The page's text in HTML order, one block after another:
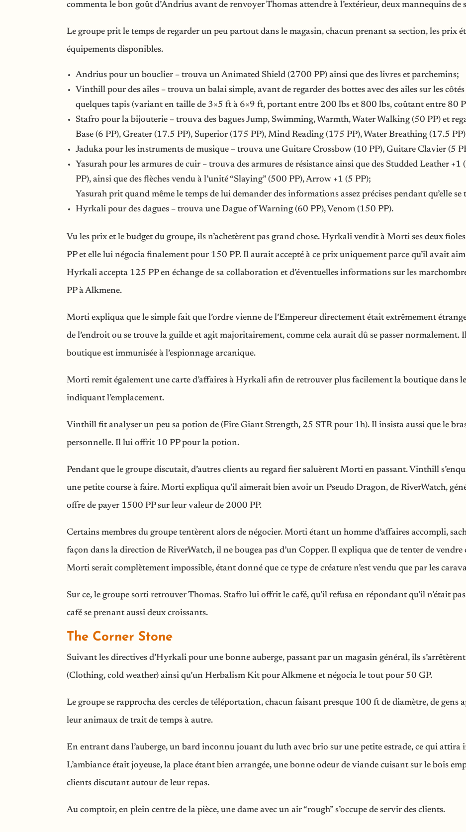
commenta le bon goût d’Andrius avant de renvoyer Thomas attendre à l’extérieur, deux mannequins de
Le groupe prit le temps de regarder un peu partout dans le magasin, chacun prenant sa section, les prix
équipements disponibles.
Andrius pour un bouclier – trouva un Animated Shield (2700 PP) ainsi que des livres et parchemins;
Vinthill pour des ailes – trouva un balai simple, avant de regarder des bottes avec des ailes sur les
quelques tapis (variant en taille de 3×5 ft à 6×9 ft, portant entre 200 lbs et 800 lbs, coûtant entre 80
Stafro pour la bijouterie – trouva des bagues Jump, Swimming, Warmth, Water Walking (50 PP) et
Base (6 PP), Greater (17.5 PP), Superior (175 PP), Mind Reading (175 PP), Water Breathing (17.5
Jaduka pour les instruments de musique – trouva une Guitare Crossbow (10 PP), Guitare Clavier (5
Yasurah pour les armures de cuir – trouva des armures de résistance ainsi que des Studded Leather
PP), ainsi que des flèches vendu à l’unité “Slaying” (500 PP), Arrow +1 (5 PP);
Yasurah prit quand même le temps de lui demander des informations assez précises pendant qu’elle
Hyrkali pour des dagues – trouva une Dague of Warning (60 PP), Venom (150 PP).
Vu les prix et le budget du groupe, ils n’achetèrent pas grand chose. Hyrkali vendit à Morti ses deux
PP et elle lui négocia finalement pour 150 PP. Il aurait accepté à ce prix uniquement parce qu’il avait
Hyrkali accepta 125 PP en échange de sa collaboration et d’éventuelles informations sur les
PP à Alkmene.
Morti expliqua que le simple fait que l’ordre vienne de l’Empereur directement était extrêmement
de l’endroit ou se trouve la guilde et agit majoritairement, comme cela aurait dû se passer
boutique est immunisée à l’espionnage arcanique.
Morti remit également une carte d’affaires à Hyrkali afin de retrouver plus facilement la boutique
indiquant l’emplacement.
Vinthill fit analyser un peu sa potion de (Fire Giant Strength, 25 STR pour 1h). Il insista aussi que le
personnelle. Il lui offrit 10 PP pour la potion.
Pendant que le groupe discutait, d’autres clients au regard fier saluèrent Morti en passant. Vinthill
une petite course à faire. Morti expliqua qu’il aimerait bien avoir un Pseudo Dragon, de RiverWatch,
offre de payer 1500 PP sur leur valeur de 2000 PP.
Certains membres du groupe tentèrent alors de négocier. Morti étant un homme d’affaires accompli,
façon dans la direction de RiverWatch, il ne bougea pas d’un Copper. Il expliqua que de tenter de
Morti serait complètement impossible, étant donné que ce type de créature n’est vendu que par les
Sur ce, le groupe sorti retrouver Thomas. Stafro lui offrit le café, qu’il refusa en répondant qu’il n’était
café se prenant aussi deux croissants.
The Corner Stone
Suivant les directives d’Hyrkali pour une bonne auberge, passant par un magasin général, ils
(Clothing, cold weather) ainsi qu’un Herbalism Kit pour Alkmene et négocia le tout pour 50 GP.
Le groupe se rapprocha des cercles de téléportation, chacun faisant presque 100 ft de diamètre, de gens
leur animaux de trait de temps à autre.
En entrant dans l’auberge, un bard inconnu jouant du luth avec brio sur une petite estrade, ce qui attira
L’ambiance était joyeuse, la place étant bien arrangée, une bonne odeur de viande cuisant sur le bois
clients discutant autour de leur repas.
Au comptoir, en plein centre de la pièce, une dame avec un air “rough” s’occupe de servir des clients.